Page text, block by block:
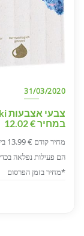
31/03/2020
במחיר € 12.02
*מחיר בזמן הפרסום